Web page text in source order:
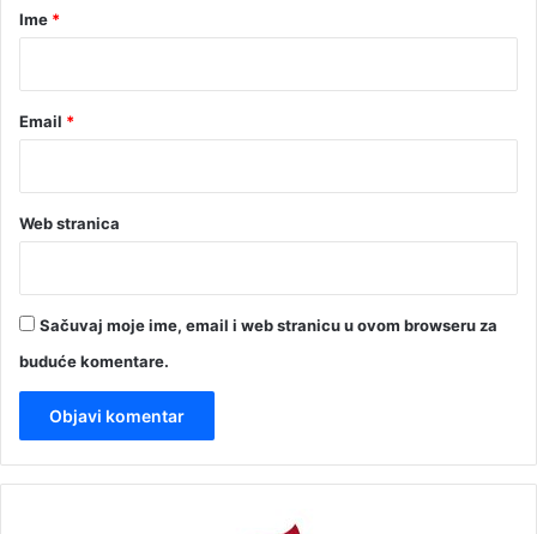
rIme *
Email *
Web stranica
Sačuvaj moje ime, email i web stranicu u ovom browseru za
buduće komentare.